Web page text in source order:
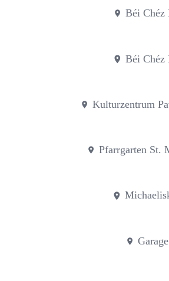
Béi Chéz
Béi Chéz
Kulturzentrum
Pfarrgarten St.